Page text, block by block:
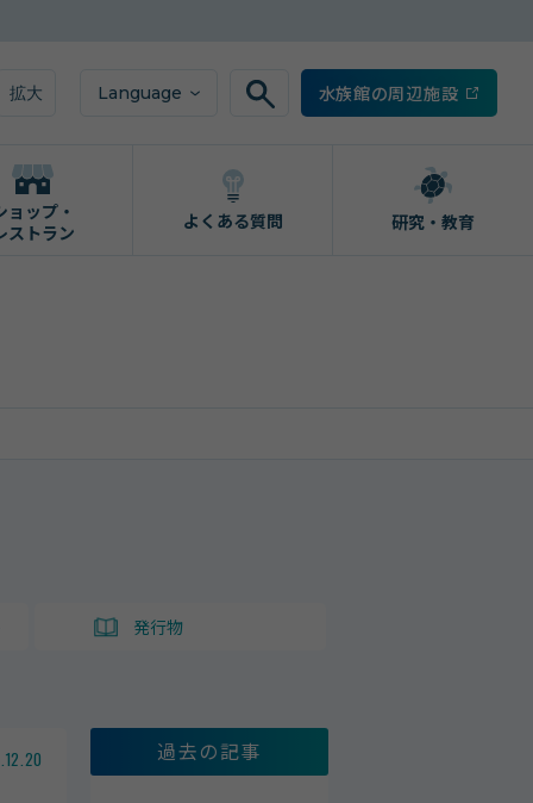
拡大 Language 水族館の周辺施設
ョップ・
ストラン
よくある質問 研究・教育
発行物
過去の記事